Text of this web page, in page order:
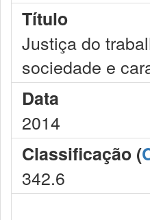
Título
Justiça do
sociedade e
Data
2014
Classificação (
342.6